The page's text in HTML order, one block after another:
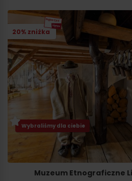
20% zniżka
Wybraliśmy dla ciebie
Muzeum Etnograficzne